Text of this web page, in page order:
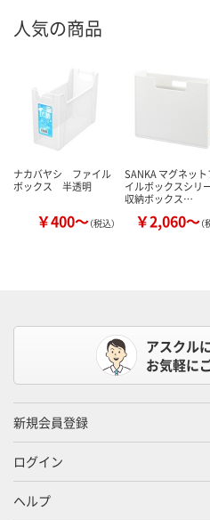
人気の商品
ナカバヤシ ファイル
ボックス 半透明
￥400～（税込）
SANKA マグネット
イルボックスシリ
収納ボックス…
￥2,060～（
アスクル
お気軽に
新規会員登録
ログイン
ヘルプ